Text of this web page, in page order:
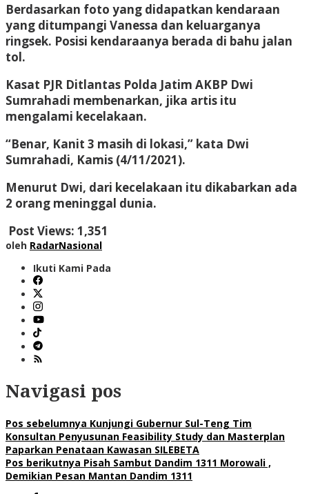
Berdasarkan foto yang didapatkan kendaraan
yang ditumpangi Vanessa dan keluarganya
ringsek. Posisi kendaraanya berada di bahu jalan
tol.
Kasat PJR Ditlantas Polda Jatim AKBP Dwi
Sumrahadi membenarkan, jika artis itu
mengalami kecelakaan.
“Benar, Kanit 3 masih di lokasi,” kata Dwi
Sumrahadi, Kamis (4/11/2021).
Menurut Dwi, dari kecelakaan itu dikabarkan ada
2 orang meninggal dunia.
Post Views: 1,351
oleh RadarNasional
Ikuti Kami Pada
Navigasi pos
Pos sebelumnya Kunjungi Gubernur Sul-Teng Tim
Konsultan Penyusunan Feasibility Study dan Masterplan
Paparkan Penataan Kawasan SILEBETA
Pos berikutnya Pisah Sambut Dandim 1311 Morowali ,
Demikian Pesan Mantan Dandim 1311